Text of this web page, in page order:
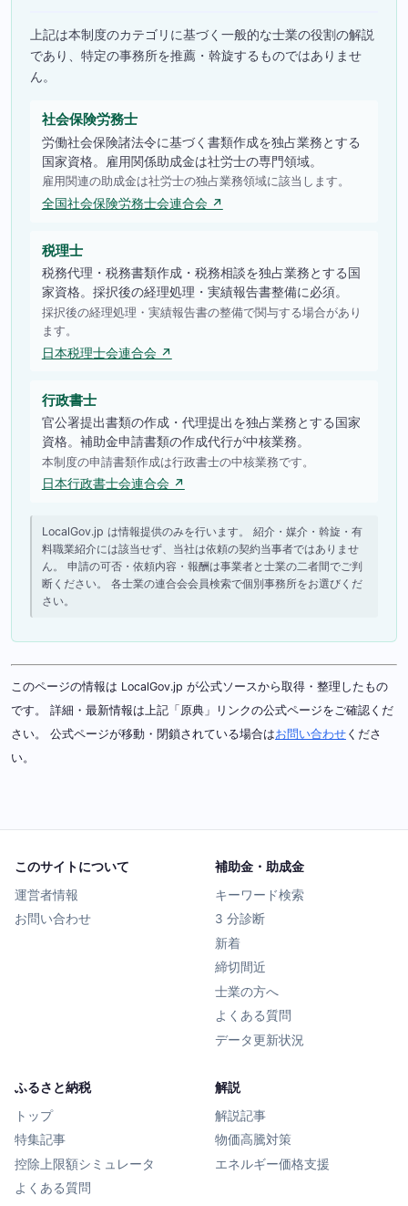
上記は本制度のカテゴリに基づく一般的な士業の役割の解説
であり、特定の事務所を推薦・斡旋するものではありませ
ん。
社会保険労務士
労働社会保険諸法令に基づく書類作成を独占業務とする
国家資格。雇用関係助成金は社労士の専門領域。
雇用関連の助成金は社労士の独占業務領域に該当します。
全国社会保険労務士会連合会 ↗
税理士
税務代理・税務書類作成・税務相談を独占業務とする国
家資格。採択後の経理処理・実績報告書整備に必須。
採択後の経理処理・実績報告書の整備で関与する場合があり
ます。
日本税理士会連合会 ↗
行政書士
官公署提出書類の作成・代理提出を独占業務とする国家
資格。補助金申請書類の作成代行が中核業務。
本制度の申請書類作成は行政書士の中核業務です。
日本行政書士会連合会 ↗
LocalGov.jp は情報提供のみを行います。 紹介・媒介・斡旋・有
料職業紹介には該当せず、当社は依頼の契約当事者ではありませ
ん。 申請の可否・依頼内容・報酬は事業者と士業の二者間でご判
断ください。 各士業の連合会会員検索で個別事務所をお選びくだ
さい。
このページの情報は LocalGov.jp が公式ソースから取得・整理したもの
です。 詳細・最新情報は上記「原典」リンクの公式ページをご確認くだ
さい。 公式ページが移動・閉鎖されている場合はお問い合わせ くださ
い。
このサイトについて
運営者情報
お問い合わせ
補助金・助成金
キーワード検索
3 分診断
新着
締切間近
士業の方へ
よくある質問
データ更新状況
ふるさと納税
トップ
特集記事
控除上限額シミュレータ
よくある質問
解説
解説記事
物価高騰対策
エネルギー価格支援